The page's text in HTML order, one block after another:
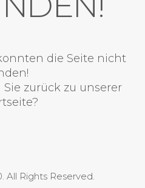
die Seite nicht
zurück zu unserer
All Rights Reserved.